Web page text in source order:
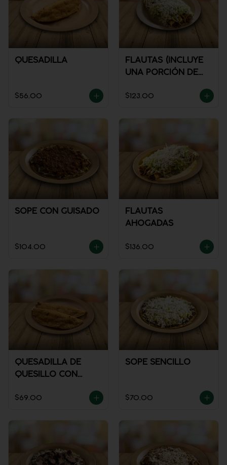
QUESADILLA
$56.00
FLAUTAS (INCLUYE
UNA PORCIÓN DE
$123.00
SOPE CON GUISADO
$104.00
FLAUTAS
AHOGADAS
$136.00
QUESADILLA DE
QUESILLO CON
$69.00
SOPE SENCILLO
$70.00